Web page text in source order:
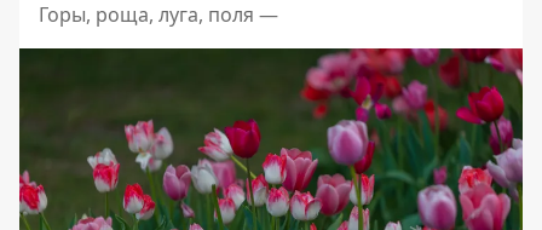
Горы, роща, луга, поля —